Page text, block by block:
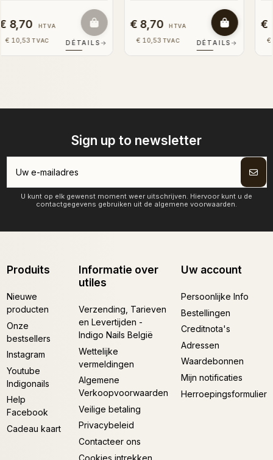
€ 8,70 HTVA
€ 10,53 TVAC DÉTAILS
€ 8,70 HTVA
€ 10,53 TVAC DÉTAILS
Sign up to newsletter
U kunt op elk gewenst moment weer uitschrijven. Hiervoor kunt u de
contactgegevens gebruiken uit de algemene voorwaarden.
Produits
Nieuwe
producten
Onze
bestsellers
Instagram
Youtube
Indigonails
Help
Facebook
Cadeau kaart
Informatie over
utiles
Verzending, Tarieven
en Levertijden -
Indigo Nails België
Wettelijke
vermeldingen
Algemene
Verkoopvoorwaarden
Veilige betaling
Privacybeleid
Contacteer ons
Cookies intrekken
Uw account
Persoonlijke Info
Bestellingen
Creditnota's
Adressen
Waardebonnen
Mijn notificaties
Herroepingsformulier